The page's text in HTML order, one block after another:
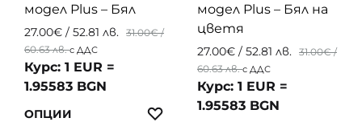
модел Plus – Бял
27.00€ / 52.81 лв. 31.00€/
60.63 лв.с ДДС
Курс: 1 EUR =
1.95583 BGN
ОПЦИИ
This ЛЮБИМИ
модел Plus – Бял на
цветя
27.00€ / 52.81 лв. 31.00€/
60.63 лв.с ДДС
Курс: 1 EUR =
1.95583 BGN